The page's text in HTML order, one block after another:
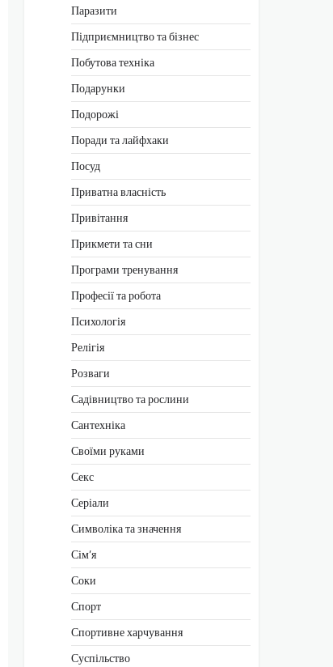
Паразити
Підприємництво та бізнес
Побутова техніка
Подарунки
Подорожі
Поради та лайфхаки
Посуд
Приватна власність
Привітання
Прикмети та сни
Програми тренування
Професії та робота
Психологія
Релігія
Розваги
Садівництво та рослини
Сантехніка
Своїми руками
Секс
Серіали
Символіка та значення
Сім’я
Соки
Спорт
Спортивне харчування
Суспільство